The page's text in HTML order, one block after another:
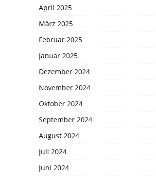
April 2025
März 2025
Februar 2025
Januar 2025
Dezember 2024
November 2024
Oktober 2024
September 2024
August 2024
Juli 2024
Juni 2024